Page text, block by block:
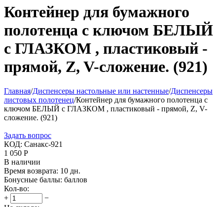
Контейнер для бумажного
полотенца с ключом БЕЛЫЙ
с ГЛАЗКОМ , пластиковый -
прямой, Z, V-сложение. (921)
Главная/Диспенсеры настольные или настенные/Диспенсеры
листовых полотенец/Контейнер для бумажного полотенца с
ключом БЕЛЫЙ с ГЛАЗКОМ , пластиковый - прямой, Z, V-
сложение. (921)
Задать вопрос
КОД: Санакс-921
1 050 Р
В наличии
Время возврата: 10 дн.
Бонусные баллы: баллов
Кол-во:
+
−